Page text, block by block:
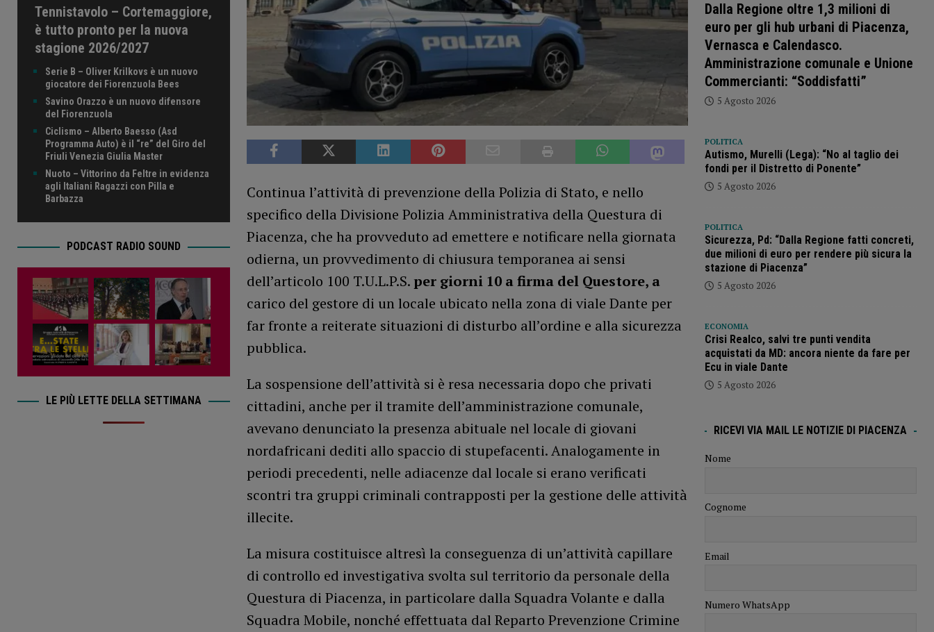
Continua l’attività di prevenzione della Polizia di Stato, e nello
specifico della Divisione Polizia Amministrativa della Questura di
Piacenza, che ha provveduto ad emettere e notificare nella giornata
odierna, un provvedimento di chiusura temporanea ai sensi
dell’articolo 100 T.U.L.P.S. per giorni 10 a firma del Questore, a
carico del gestore di un locale ubicato nella zona di viale Dante per
far fronte a reiterate situazioni di disturbo all’ordine e alla sicurezza
pubblica.
La sospensione dell’attività si è resa necessaria dopo che privati
cittadini, anche per il tramite dell’amministrazione comunale,
avevano denunciato la presenza abituale nel locale di giovani
nordafricani dediti allo spaccio di stupefacenti. Analogamente in
periodi precedenti, nelle adiacenze dal locale si erano verificati
scontri tra gruppi criminali contrapposti per la gestione delle attività
illecite.
La misura costituisce altresì la conseguenza di un’attività capillare
di controllo ed investigativa svolta sul territorio da personale della
Questura di Piacenza, in particolare dalla Squadra Volante e dalla
Squadra Mobile, nonché effettuata dal Reparto Prevenzione Crimine
Tennistavolo – Cortemaggiore,
è tutto pronto per la nuova
stagione 2026/2027
Serie B – Oliver Krilkovs è un nuovo
giocatore dei Fiorenzuola Bees
Savino Orazzo è un nuovo difensore
del Fiorenzuola
Ciclismo – Alberto Baesso (Asd
Programma Auto) è il “re” del Giro del
Friuli Venezia Giulia Master
Nuoto – Vittorino da Feltre in evidenza
agli Italiani Ragazzi con Pilla e
Barbazza
PODCAST RADIO SOUND
LE PIÙ LETTE DELLA SETTIMANA
Dalla Regione oltre 1,3 milioni di
euro per gli hub urbani di Piacenza,
Vernasca e Calendasco.
Amministrazione comunale e Unione
Commercianti: “Soddisfatti”
5 Agosto 2026
POLITICA
Autismo, Murelli (Lega): “No al taglio dei
fondi per il Distretto di Ponente”
5 Agosto 2026
POLITICA
Sicurezza, Pd: “Dalla Regione fatti concreti,
due milioni di euro per rendere più sicura la
stazione di Piacenza”
5 Agosto 2026
ECONOMIA
Crisi Realco, salvi tre punti vendita
acquistati da MD: ancora niente da fare per
Ecu in viale Dante
5 Agosto 2026
RICEVI VIA MAIL LE NOTIZIE DI PIACENZA
Nome
Cognome
Email
Numero WhatsApp